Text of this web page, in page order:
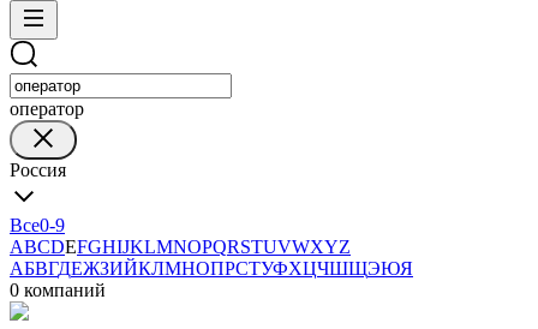
оператор
Россия
Все0-9
ABCDEFGHIJKLMNOPQRSTUVWXYZ
АБВГДЕЖЗИЙКЛМНОПРСТУФХЦЧШЩЭЮЯ
0 компаний